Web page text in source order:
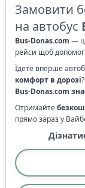
Замовити
на автобус
Bus-Donas.com —
рейси щоб
Їдете вперше
комфорт в дорозі?
Bus-Donas.com
Отримайте
прямо зараз у